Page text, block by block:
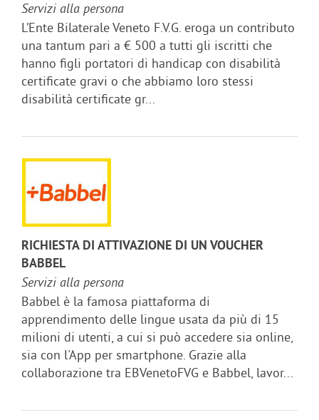
Servizi alla persona
L’Ente Bilaterale Veneto F.V.G. eroga un contributo
una tantum pari a € 500 a tutti gli iscritti che
hanno figli portatori di handicap con disabilità
certificate gravi o che abbiamo loro stessi
disabilità certificate gr...
RICHIESTA DI ATTIVAZIONE DI UN VOUCHER
BABBEL
Servizi alla persona
Babbel è la famosa piattaforma di
apprendimento delle lingue usata da più di 15
milioni di utenti, a cui si può accedere sia online,
sia con l'App per smartphone. Grazie alla
collaborazione tra EBVenetoFVG e Babbel, lavor...